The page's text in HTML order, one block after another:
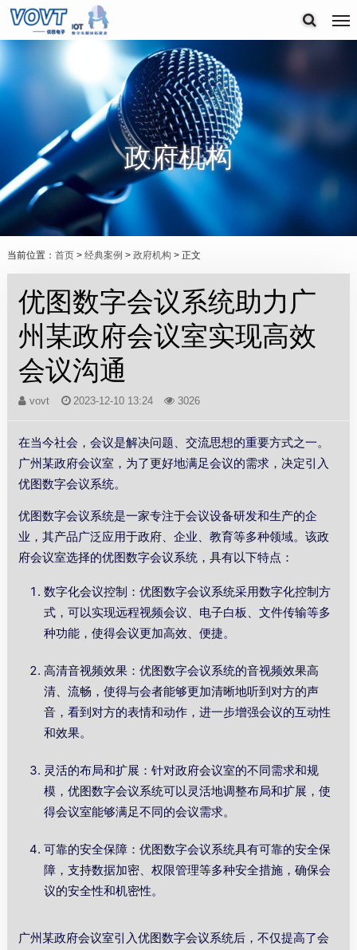
政府机构
当前位置： 首页> 经典案例 > 政府机构 > 正文
优图数字会议系统助力广
州某政府会议室实现高效
会议沟通
vovt 2023-12-10 13:24 3026
在当今社会，会议是解决问题、交流思想的重要方式之一。
广州某政府会议室，为了更好地满足会议的需求，决定引入
优图数字会议系统。
优图数字会议系统是一家专注于会议设备研发和生产的企
业，其产品广泛应用于政府、企业、教育等多种领域。该政
府会议室选择的优图数字会议系统，具有以下特点：
数字化会议控制：优图数字会议系统采用数字化控制方
式，可以实现远程视频会议、电子白板、文件传输等多
种功能，使得会议更加高效、便捷。
高清音视频效果：优图数字会议系统的音视频效果高
清、流畅，使得与会者能够更加清晰地听到对方的声
音，看到对方的表情和动作，进一步增强会议的互动性
和效果。
灵活的布局和扩展：针对政府会议室的不同需求和规
模，优图数字会议系统可以灵活地调整布局和扩展，使
得会议室能够满足不同的会议需求。
可靠的安全保障：优图数字会议系统具有可靠的安全保
障，支持数据加密、权限管理等多种安全措施，确保会
议的安全性和机密性。
广州某政府会议室引入优图数字会议系统后，不仅提高了会